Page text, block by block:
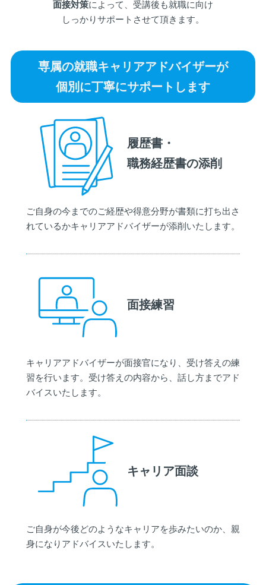
面接対策によって、受講後も就職に向け
しっかりサポートさせて頂きます。
専属の就職キャリアアドバイザーが
個別に丁寧にサポートします
履歴書・
職務経歴書の添削
ご自身の今までのご経歴や得意分野が書類に打ち出さ
れているかキャリアアドバイザーが添削いたします。
面接練習
キャリアアドバイザーが面接官になり、受け答えの練
習を行います。受け答えの内容から、話し方までアド
バイスいたします。
キャリア面談
ご自身が今後どのようなキャリアを歩みたいのか、親
身になりアドバイスいたします。